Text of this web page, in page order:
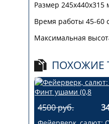
Размер 245х440х315
Время работы 45-60
Максимальная
ПОХОЖИЕ
4500 руб.